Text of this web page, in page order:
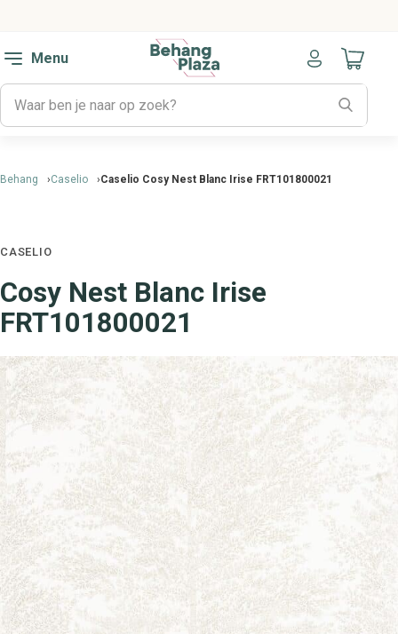
Menu
Naar
Behang Caselio Caselio Cosy Nest Blanc Irise FRT101800021
CASELIO
Cosy Nest Blanc Irise
FRT101800021